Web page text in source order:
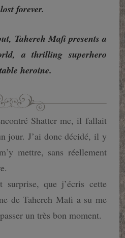
forever.
Tahereh Mafi presents a
a thrilling superhero
heroine.
Shatter me, il fallait
jour. J’ai donc décidé, il y
mettre, sans réellement
surprise, que j’écris cette
de Tahereh Mafi a su me
un très bon moment.